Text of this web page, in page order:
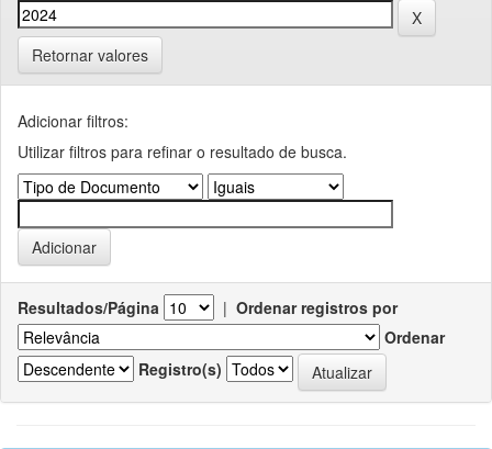
Retornar valores
Adicionar filtros:
Utilizar filtros para refinar o resultado de busca.
Resultados/Página | Ordenar registros por
Ordenar
Registro(s)